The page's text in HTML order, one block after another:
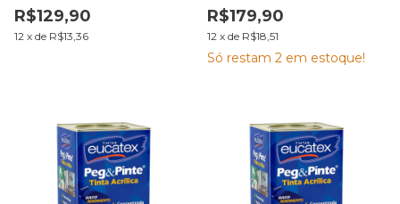
METROS
R$129,90
12 x de R$13,36
R$179,90
12 x de R$18,51
Só restam 2 em estoque!